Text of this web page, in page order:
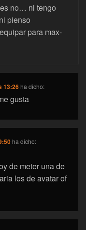
no… ni tengo
pienso
para max-
13:26 ha dicho:
gusta
ha dicho:
de meter una de
los de avatar of